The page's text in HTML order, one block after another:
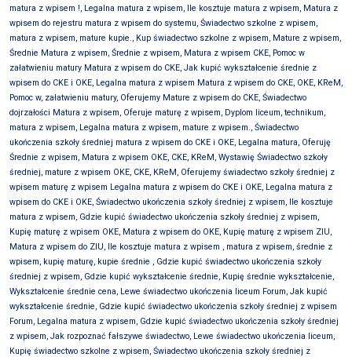
matura z wpisem !, Legalna matura z wpisem, Ile kosztuje matura z wpisem, Matura z
wpisem do rejestru matura z wpisem do systemu, Świadectwo szkolne z wpisem,
matura z wpisem, mature kupie., Kup świadectwo szkolne z wpisem, Mature z wpisem,
Średnie Matura z wpisem, Średnie z wpisem, Matura z wpisem CKE, Pomoc w
załatwieniu matury Matura z wpisem do CKE, Jak kupić wykształcenie średnie z
wpisem do CKE i OKE, Legalna matura z wpisem Matura z wpisem do CKE, OKE, KReM,
Pomoc w, załatwieniu matury, Oferujemy Mature z wpisem do CKE, Świadectwo
dojrzałości Matura z wpisem, Oferuje maturę z wpisem, Dyplom liceum, technikum,
matura z wpisem, Legalna matura z wpisem, mature z wpisem., Świadectwo
ukończenia szkoły średniej matura z wpisem do CKE i OKE, Legalna matura, Oferuję
Średnie z wpisem, Matura z wpisem OKE, CKE, KReM, Wystawię Świadectwo szkoły
średniej, mature z wpisem OKE, CKE, KReM, Oferujemy świadectwo szkoły średniej z
wpisem maturę z wpisem Legalna matura z wpisem do CKE i OKE, Legalna matura z
wpisem do CKE i OKE, Świadectwo ukończenia szkoły średniej z wpisem, Ile kosztuje
matura z wpisem, Gdzie kupić świadectwo ukończenia szkoły średniej z wpisem,
Kupię maturę z wpisem OKE, Matura z wpisem do OKE, Kupię maturę z wpisem ZIU,
Matura z wpisem do ZIU, Ile kosztuje matura z wpisem , matura z wpisem, średnie z
wpisem, kupię maturę, kupie średnie , Gdzie kupić świadectwo ukończenia szkoły
średniej z wpisem, Gdzie kupić wykształcenie średnie, Kupię średnie wykształcenie,
Wykształcenie średnie cena, Lewe świadectwo ukończenia liceum Forum, Jak kupić
wykształcenie średnie, Gdzie kupić świadectwo ukończenia szkoły średniej z wpisem
Forum, Legalna matura z wpisem, Gdzie kupić świadectwo ukończenia szkoły średniej
z wpisem, Jak rozpoznać fałszywe świadectwo, Lewe świadectwo ukończenia liceum,
Kupię świadectwo szkolne z wpisem, Świadectwo ukończenia szkoły średniej z